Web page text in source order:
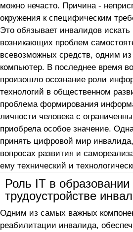
можно нечасто. Причина -
окружения к специфическим
Это обязывает инвалидов
возникающих проблем
всевозможных средств, одним из
компьютер. В последнее время
произошло осознание роли
технологий в общественном
проблема формирования
личности человека с
приобрела особое значение.
принять цифровой мир
вопросах развития и
ему технический и
Роль IТ в образовании
трудоустройстве
Одним из самых важных
реабилитации инвалида,